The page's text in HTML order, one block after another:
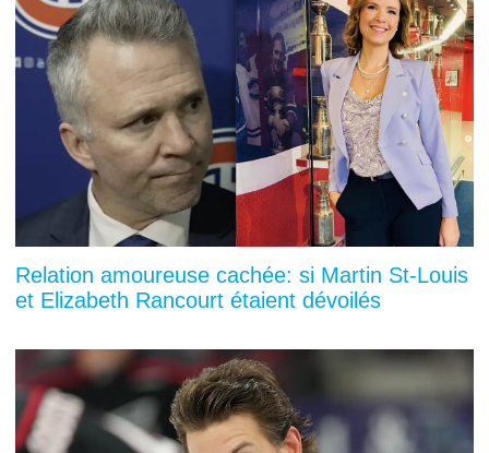
Relation amoureuse cachée: si Martin St-Louis
et Elizabeth Rancourt étaient dévoilés